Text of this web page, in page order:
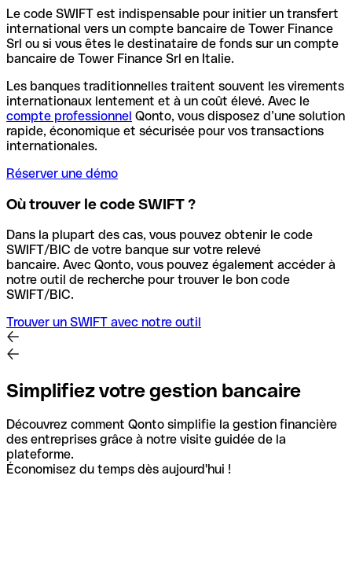
Le code SWIFT est indispensable pour initier un transfert
international vers un compte bancaire de Tower Finance
Srl ou si vous êtes le destinataire de fonds sur un compte
bancaire de Tower Finance Srl en Italie.
Les banques traditionnelles traitent souvent les virements
internationaux lentement et à un coût élevé. Avec le
compte professionnel Qonto, vous disposez d’une solution
rapide, économique et sécurisée pour vos transactions
internationales.
Réserver une démo
Où trouver le code SWIFT ?
Dans la plupart des cas, vous pouvez obtenir le code
SWIFT/BIC de votre banque sur votre relevé
bancaire. Avec Qonto, vous pouvez également accéder à
notre outil de recherche pour trouver le bon code
SWIFT/BIC.
Trouver un SWIFT avec notre outil
Simplifiez votre gestion bancaire
Découvrez comment Qonto simplifie la gestion financière
des entreprises grâce à notre visite guidée de la
plateforme.
Économisez du temps dès aujourd'hui !